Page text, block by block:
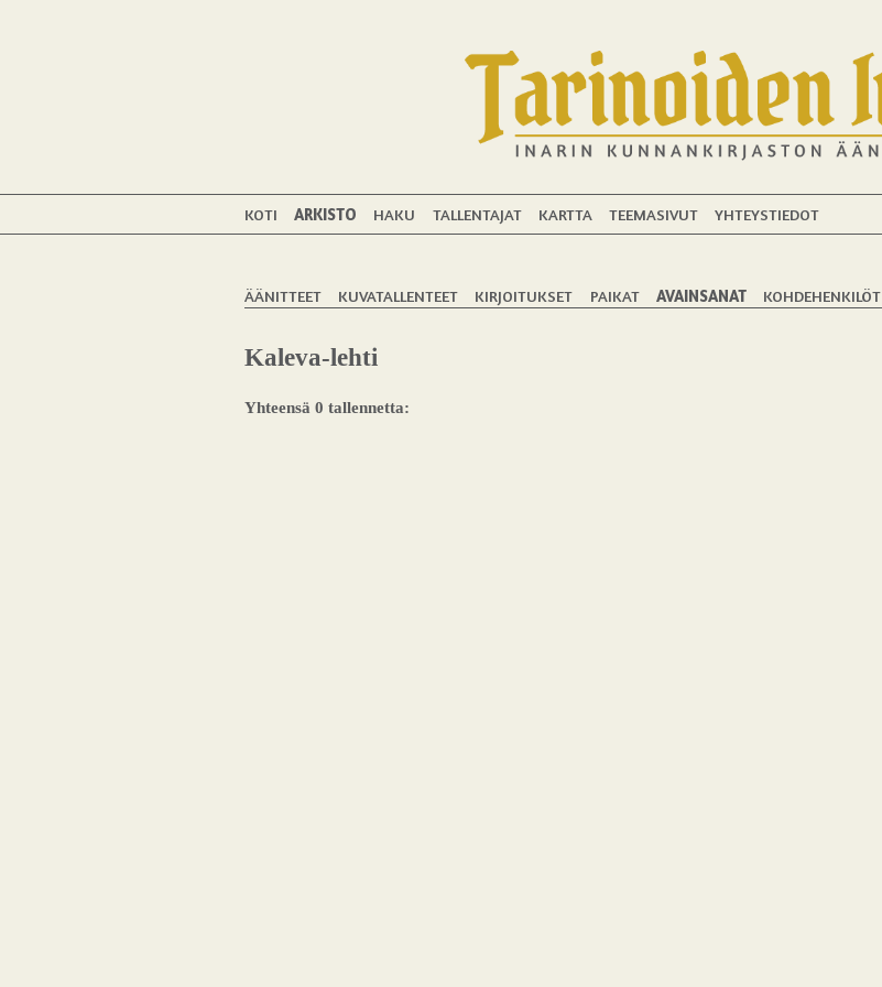
KOTI ARKISTO HAKU TALLENTAJAT KARTTA TEEMASIVUT YHTEYSTIEDOT
ÄÄNITTEET KUVATALLENTEET KIRJOITUKSET PAIKAT AVAINSANAT KOHDEHENKILÖT
Kaleva-lehti
Yhteensä 0 tallennetta: